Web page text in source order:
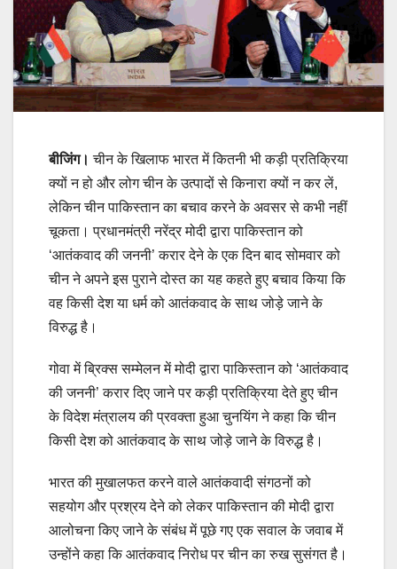
बीजिंग। चीन के खिलाफ भारत में कितनी भी कड़ी प्रतिक्रिया
क्‍यों न हो और लोग चीन के उत्‍पादों से किनारा क्‍यों न कर लें,
लेकिन चीन पाकिस्‍तान का बचाव करने के अवसर से कभी नहीं
चूकता। प्रधानमंत्री नरेंद्र मोदी द्वारा पाकिस्तान को
‘आतंकवाद की जननी’ करार देने के एक दिन बाद सोमवार को
चीन ने अपने इस पुराने दोस्त का यह कहते हुए बचाव किया कि
वह किसी देश या धर्म को आतंकवाद के साथ जोड़े जाने के
विरुद्ध है।
गोवा में ब्रिक्स सम्मेलन में मोदी द्वारा पाकिस्तान को ‘आतंकवाद
की जननी’ करार दिए जाने पर कड़ी प्रतिक्रिया देते हुए चीन
के विदेश मंत्रालय की प्रवक्ता हुआ चुनयिंग ने कहा कि चीन
किसी देश को आतंकवाद के साथ जोड़े जाने के विरुद्ध है।
भारत की मुखालफत करने वाले आतंकवादी संगठनों को
सहयोग और प्रश्रय देने को लेकर पाकिस्तान की मोदी द्वारा
आलोचना किए जाने के संबंध में पूछे गए एक सवाल के जवाब में
उन्होंने कहा कि आतंकवाद निरोध पर चीन का रुख सुसंगत है।